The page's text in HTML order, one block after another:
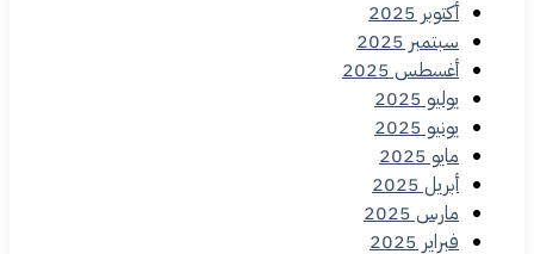
أكتوبر 2025
سبتمبر 2025
أغسطس 2025
يوليو 2025
يونيو 2025
مايو 2025
أبريل 2025
مارس 2025
فبراير 2025